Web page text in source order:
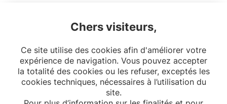
Google Scholar
ORCID
Chers visiteurs,
Ce site utilise des cookies afin d'améliorer votre
expérience de navigation. Vous pouvez accepter
la totalité des cookies ou les refuser, exceptés les
cookies techniques, nécessaires à l’utilisation du
site.